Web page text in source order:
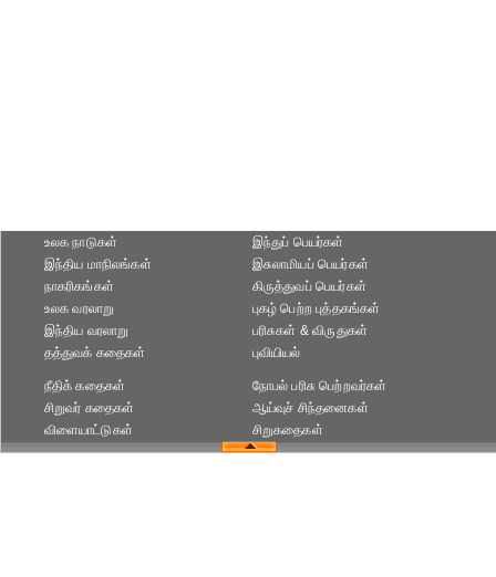
உலக நாடுகள்
இந்திய மாநிலங்கள்
நாகரிகங்கள்
இந்துப் பெயர்கள்
இசுலாமியப் பெயர்கள்
கிருத்துவப் பெயர்கள்
உலக வரலாறு
இந்திய வரலாறு
தத்துவக் கதைகள்
புகழ் பெற்ற புத்தகங்கள்
பரிசுகள் & விருதுகள்
புவியியல்
நீதிக் கதைகள்
சிறுவர் கதைகள்
விளையாட்டுகள்
நோபல் பரிசு‎ பெற்றவர்‎கள்
ஆய்வுச் சிந்தனைகள்
சிறுகதைகள்